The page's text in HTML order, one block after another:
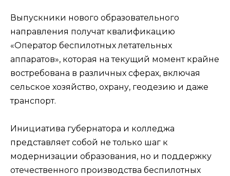
Выпускники нового образовательного
направления получат квалификацию
«Оператор беспилотных летательных
аппаратов», которая на текущий момент крайне
востребована в различных сферах, включая
сельское хозяйство, охрану, геодезию и даже
транспорт.
Инициатива губернатора и колледжа
представляет собой не только шаг к
модернизации образования, но и поддержку
отечественного производства беспилотных